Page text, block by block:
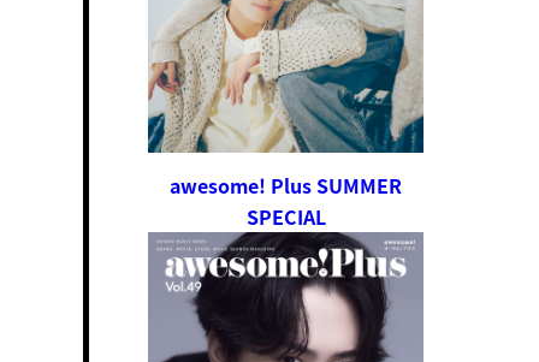
awesome! Plus SUMMER
SPECIAL